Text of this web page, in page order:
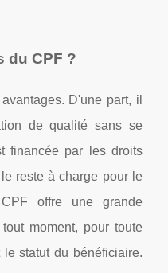
du CPF ?
D'une part, il
de qualité sans se
financée par les droits
reste à charge pour le
offre une grande
moment, pour toute
statut du bénéficiaire.